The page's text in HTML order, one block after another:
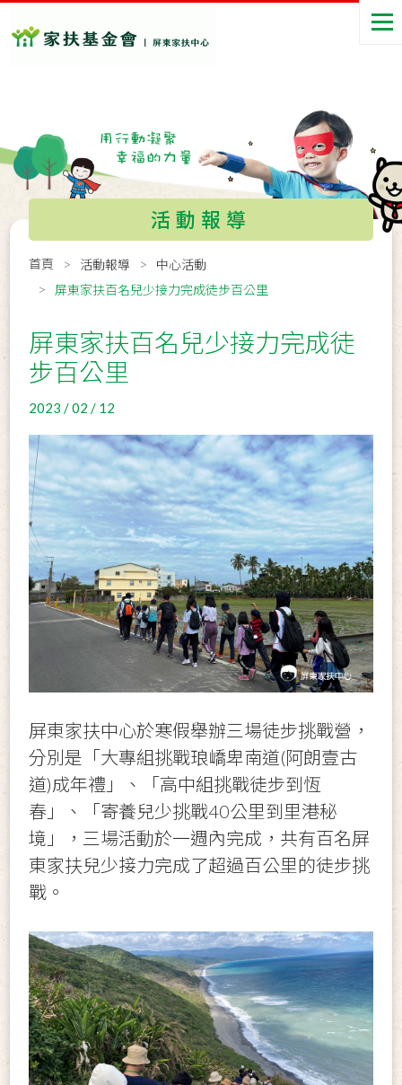
活動報導
首頁 活動報導
中心活動
屏東家扶百名兒少接力完成徒步百公里
屏東家扶百名兒少接力完成徒
步百公里
2023 / 02 / 12
屏東家扶中心於寒假舉辦三場徒步挑戰營，
分別是「大專組挑戰琅嶠卑南道(阿朗壹古
道)成年禮」、「高中組挑戰徒步到恆
春」、「寄養兒少挑戰40公里到里港秘
境」，三場活動於一週內完成，共有百名屏
東家扶兒少接力完成了超過百公里的徒步挑
戰。